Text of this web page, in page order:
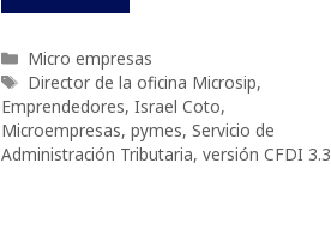
Categorías
Micro empresas
Etiquetas
Director de la oficina Microsip,
Emprendedores, Israel Coto,
Microempresas, pymes, Servicio de
Administración Tributaria, versión CFDI 3.3